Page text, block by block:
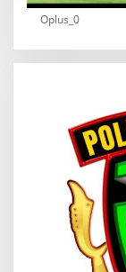
Oplus_0